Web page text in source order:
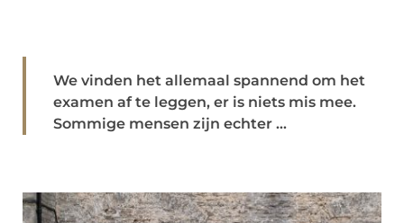
We vinden het allemaal spannend om het
examen af ​​te leggen, er is niets mis mee.
Sommige mensen zijn echter ...